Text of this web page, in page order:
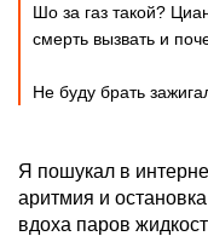
Шо за газ такой?
смерть вызвать и
Не буду брать
Я пошукал в
аритмия и
вдоха паров